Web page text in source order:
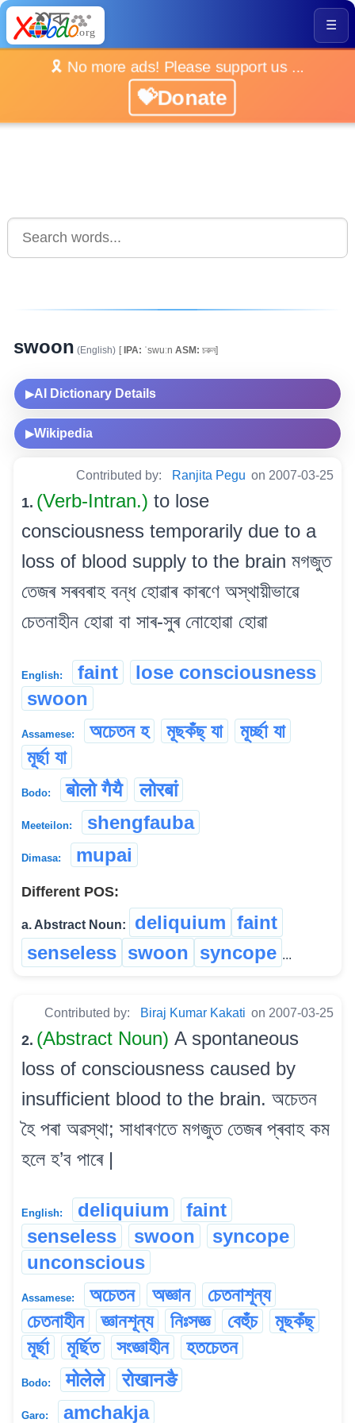
☰
🎗️ No more ads! Please support us ...
💝Donate
swoon (English) [IPA: ˈswuːn ASM: চৱুন]
▶AI Dictionary Details
▶Wikipedia
Contributed by: Ranjita Pegu on 2007-03-25
1. (Verb-Intran.) to lose
consciousness temporarily due to a
loss of blood supply to the brain মগজুত
তেজৰ সৰবৰাহ বন্ধ হোৱাৰ কাৰণে অস্থায়ীভাৱে
চেতনাহীন হোৱা বা সাৰ-সুৰ নোহোৱা হোৱা
English: faint
lose consciousness
swoon
Assamese: অচেতন হ মূছকঁছ্ যা
মূৰ্চ্ছা যা
মূৰ্ছা যা
Bodo: बोलो गैयै लोरबां
Meeteilon: shengfauba
Dimasa: mupai
Different POS:
a. Abstract Noun: deliquium faint
senseless swoon syncope ...
Contributed by: Biraj Kumar Kakati on 2007-03-25
2. (Abstract Noun) A spontaneous
loss of consciousness caused by
insufficient blood to the brain. অচেতন
হৈ পৰা অৱস্থা; সাধাৰণতে মগজুত তেজৰ প্ৰবাহ কম
হলে হ’ব পাৰে |
English: deliquium
faint
senseless
swoon
syncope
unconscious
Assamese: অচেতন অজ্ঞান
চেতনাশূন্য
চেতনাহীন
জ্ঞানশূন্য নিঃসজ্ঞ বেহুঁচ
মূছকঁছ্
মূৰ্ছা
মূৰ্ছিত সংজ্ঞাহীন হতচেতন
Bodo: मोलेले रोखानङै
Garo: amchakja